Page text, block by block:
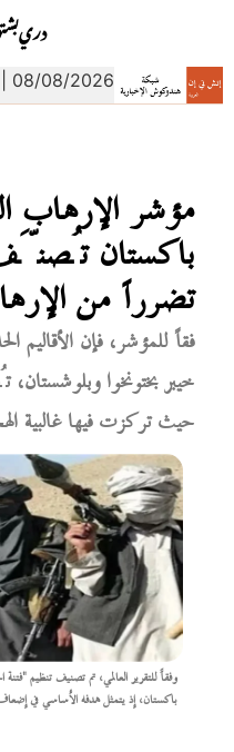
دري
08/08/2026
باكستان تُصنَّف
تضرراً من
فقاً للمؤشر، فإن الأقاليم
خيبر بختونخوا
حيث تركزت فيها غالبية
وفقاً للتقرير العالمي، تم تصنيف تنظيم
باكستان، إذ يتمثل هدفه الأساسي في إضعاف